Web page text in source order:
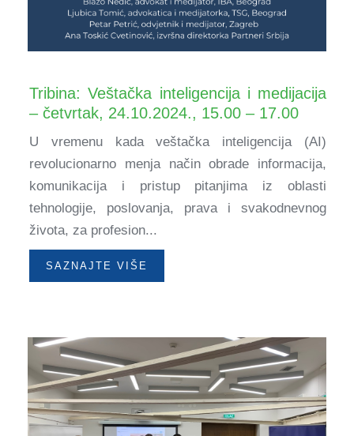
Tribina: Veštačka inteligencija i medijacija
– četvrtak, 24.10.2024., 15.00 – 17.00
U vremenu kada veštačka inteligencija (AI)
revolucionarno menja način obrade informacija,
komunikacija i pristup pitanjima iz oblasti
tehnologije, poslovanja, prava i svakodnevnog
života, za profesion...
SAZNAJTE VIŠE